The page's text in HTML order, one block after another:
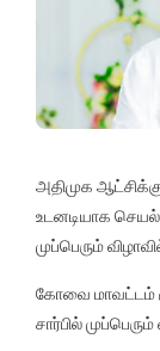
அதிமுக
உடனடியாக
முப்பெரும்
கோவை மாவட்டம்
சார்பில்